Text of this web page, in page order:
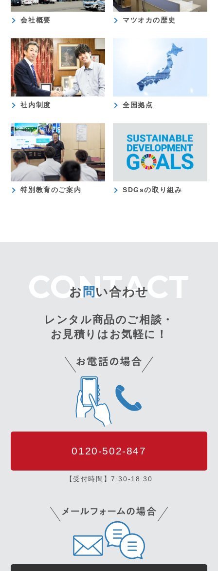
会社概要 マツオカの歴史
社内制度 全国拠点
特別教育のご案内 SDGsの取り組み
お 問 い合わせ
レンタル商品のご相談・
お見積りはお気軽に！
0120-502-847
【受付時間】7:30-18:30